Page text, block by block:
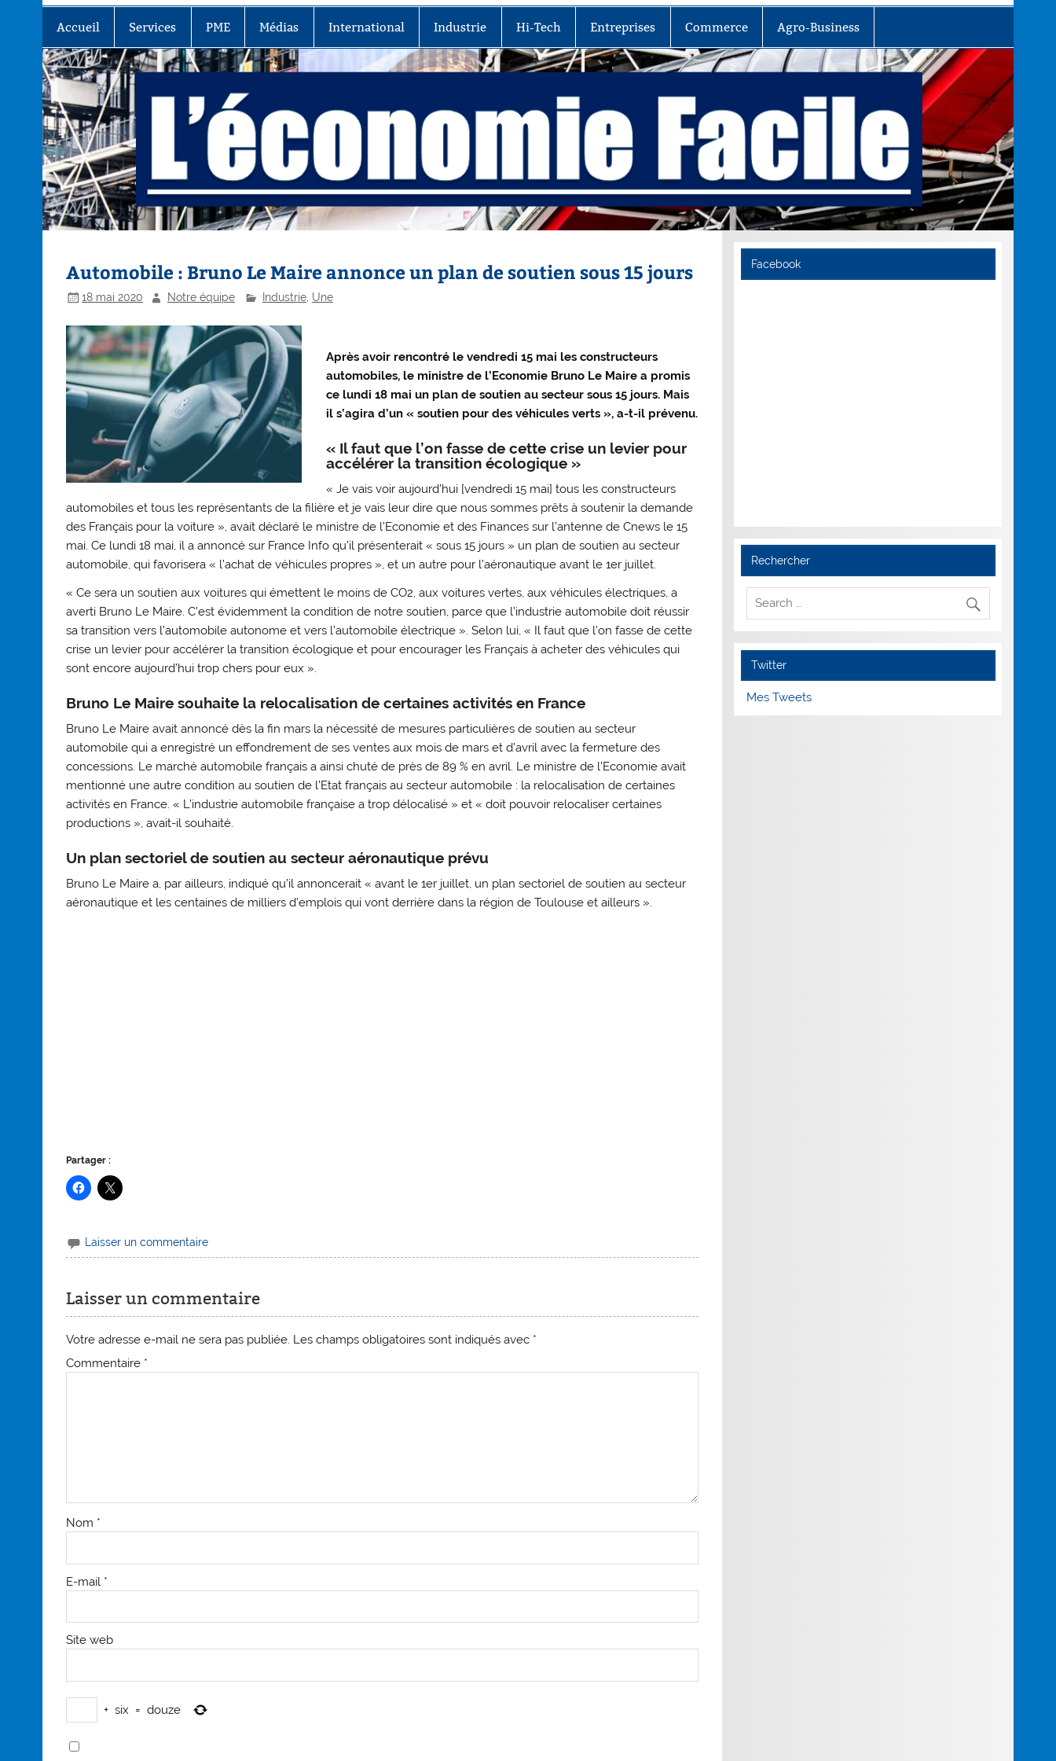
Accueil Services PME Médias International Industrie Hi-Tech Entreprises Commerce Agro-Business
Automobile : Bruno Le Maire annonce un plan de soutien sous 15 jours
18 mai 2020 Notre équipe Industrie, Une
Après avoir rencontré le vendredi 15 mai les constructeurs
automobiles, le ministre de l’Economie Bruno Le Maire a promis
ce lundi 18 mai un plan de soutien au secteur sous 15 jours. Mais
il s’agira d’un « soutien pour des véhicules verts », a-t-il prévenu.
« Il faut que l’on fasse de cette crise un levier pour
accélérer la transition écologique »
« Je vais voir aujourd’hui [vendredi 15 mai] tous les constructeurs
automobiles et tous les représentants de la filière et je vais leur dire que nous sommes prêts à soutenir la demande
des Français pour la voiture », avait déclaré le ministre de l’Economie et des Finances sur l’antenne de Cnews le 15
mai. Ce lundi 18 mai, il a annoncé sur France Info qu’il présenterait « sous 15 jours » un plan de soutien au secteur
automobile, qui favorisera « l’achat de véhicules propres », et un autre pour l’aéronautique avant le 1er juillet.
« Ce sera un soutien aux voitures qui émettent le moins de CO2, aux voitures vertes, aux véhicules électriques, a
averti Bruno Le Maire. C’est évidemment la condition de notre soutien, parce que l’industrie automobile doit réussir
sa transition vers l’automobile autonome et vers l’automobile électrique ». Selon lui, « Il faut que l’on fasse de cette
crise un levier pour accélérer la transition écologique et pour encourager les Français à acheter des véhicules qui
sont encore aujourd’hui trop chers pour eux ».
Bruno Le Maire souhaite la relocalisation de certaines activités en France
Bruno Le Maire avait annoncé dès la fin mars la nécessité de mesures particulières de soutien au secteur
automobile qui a enregistré un effondrement de ses ventes aux mois de mars et d’avril avec la fermeture des
concessions. Le marché automobile français a ainsi chuté de près de 89 % en avril. Le ministre de l’Economie avait
mentionné une autre condition au soutien de l’Etat français au secteur automobile : la relocalisation de certaines
activités en France. « L’industrie automobile française a trop délocalisé » et « doit pouvoir relocaliser certaines
productions », avait-il souhaité.
Un plan sectoriel de soutien au secteur aéronautique prévu
Bruno Le Maire a, par ailleurs, indiqué qu’il annoncerait « avant le 1er juillet, un plan sectoriel de soutien au secteur
aéronautique et les centaines de milliers d’emplois qui vont derrière dans la région de Toulouse et ailleurs ».
Partager :
Laisser un commentaire
Laisser un commentaire
Votre adresse e-mail ne sera pas publiée. Les champs obligatoires sont indiqués avec *
Commentaire *
Nom *
E-mail *
Site web
+ six = douze
Facebook
Rechercher
Twitter
Mes Tweets